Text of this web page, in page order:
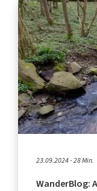
23.09.2024 - 28 Min.
WanderBlog: